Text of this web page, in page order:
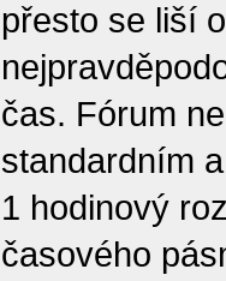
přesto se liší
čas. Fórum
standardním
1 hodinový
časového